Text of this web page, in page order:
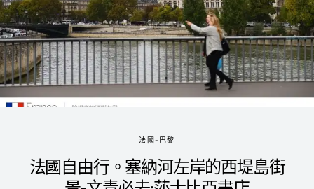
法國-巴黎
法國自由行。塞納河左岸的西堤島街